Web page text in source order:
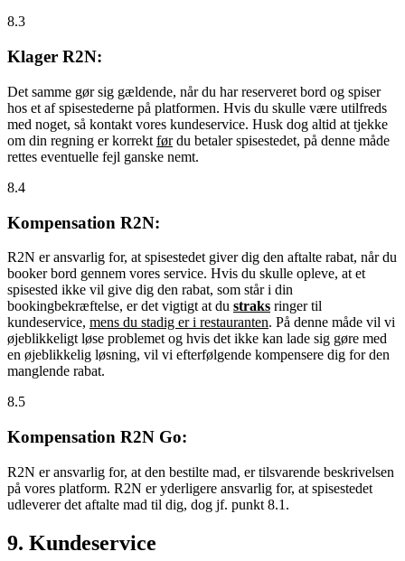
8.3
Klager R2N:
Det samme gør sig gældende, når du har reserveret bord og spiser
hos et af spisestederne på platformen. Hvis du skulle være utilfreds
med noget, så kontakt vores kundeservice. Husk dog altid at tjekke
om din regning er korrekt førdu betaler spisestedet, på denne måde
rettes eventuelle fejl ganske nemt.
8.4
Kompensation R2N:
R2N er ansvarlig for, at spisestedet giver dig den aftalte rabat, når du
booker bord gennem vores service. Hvis du skulle opleve, at et
spisested ikke vil give dig den rabat, som står i din
bookingbekræftelse, er det vigtigt at du straks ringer til
kundeservice, mens du stadig er i restauranten. På denne måde vil vi
øjeblikkeligt løse problemet og hvis det ikke kan lade sig gøre med
en øjeblikkelig løsning, vil vi efterfølgende kompensere dig for den
manglende rabat.
8.5
Kompensation R2N Go:
R2N er ansvarlig for, at den bestilte mad, er tilsvarende beskrivelsen
på vores platform. R2N er yderligere ansvarlig for, at spisestedet
udleverer det aftalte mad til dig, dog jf. punkt 8.1.
9. Kundeservice